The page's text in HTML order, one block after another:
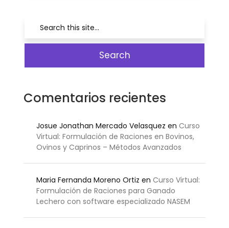
Comentarios recientes
Josue Jonathan Mercado Velasquez en Curso
Virtual: Formulación de Raciones en Bovinos,
Ovinos y Caprinos – Métodos Avanzados
Maria Fernanda Moreno Ortiz en Curso Virtual:
Formulación de Raciones para Ganado
Lechero con software especializado NASEM